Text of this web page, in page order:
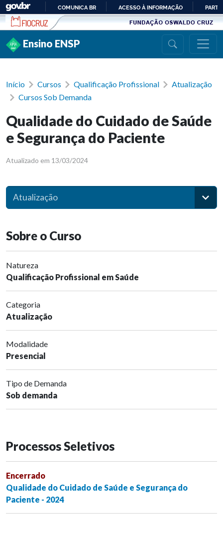
Ir para conteúdo
PARA
COMUNICA BR ACESSO À INFORMAÇÃO
Ensino ENSP
Início Cursos Qualificação Profissional
Atualização
Cursos Sob Demanda
Qualidade do Cuidado de Saúde
e Segurança do Paciente
Atualizado em 13/03/2024
Atualização
Sobre o Curso
Natureza
Qualificação Profissional em Saúde
Categoria
Atualização
Modalidade
Presencial
Tipo de Demanda
Sob demanda
Processos Seletivos
Encerrado
Qualidade do Cuidado de Saúde e Segurança do
Paciente - 2024